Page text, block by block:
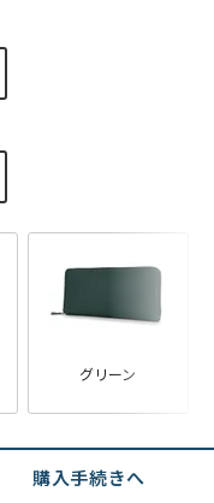
グリーン
購入手続きへ